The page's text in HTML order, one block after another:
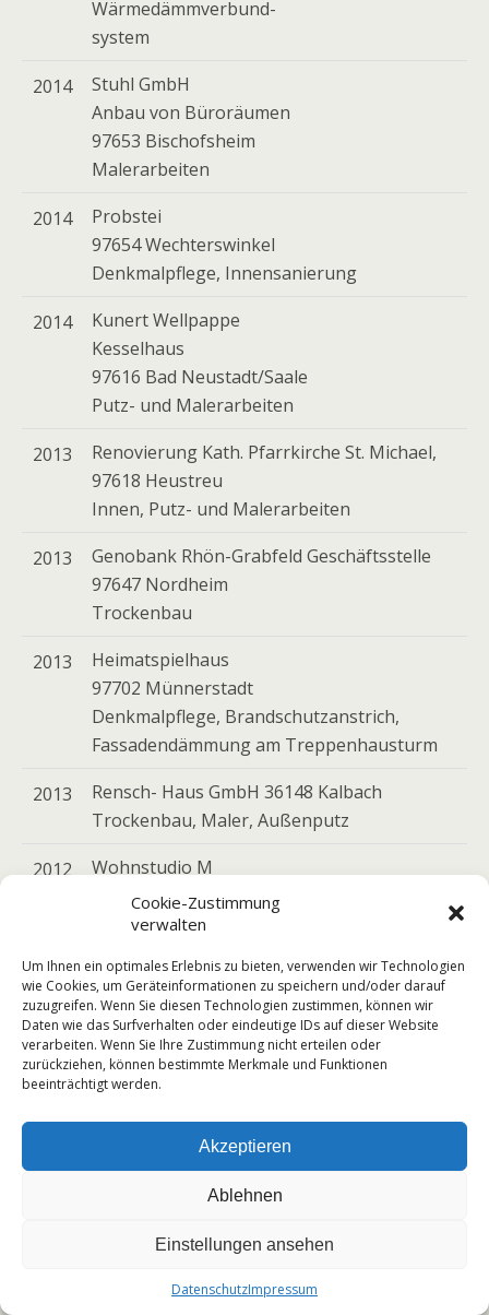
Cookie-Zustimmung
verwalten
Um Ihnen ein optimales Erlebnis zu bieten, verwenden wir Technologien
wie Cookies, um Geräteinformationen zu speichern und/oder darauf
zuzugreifen. Wenn Sie diesen Technologien zustimmen, können wir
Daten wie das Surfverhalten oder eindeutige IDs auf dieser Website
verarbeiten. Wenn Sie Ihre Zustimmung nicht erteilen oder
zurückziehen, können bestimmte Merkmale und Funktionen
beeinträchtigt werden.
Akzeptieren
Ablehnen
Einstellungen ansehen
DatenschutzImpressum
Wärmedämmverbund-
system
2014
Stuhl GmbH
Anbau von Büroräumen
97653 Bischofsheim
Malerarbeiten
2014
Probstei
97654 Wechterswinkel
Denkmalpflege, Innensanierung
2014
Kunert Wellpappe
Kesselhaus
97616 Bad Neustadt/Saale
Putz- und Malerarbeiten
2013
Renovierung Kath. Pfarrkirche St. Michael,
97618 Heustreu
Innen, Putz- und Malerarbeiten
2013
Genobank Rhön-Grabfeld Geschäftsstelle
97647 Nordheim
Trockenbau
2013
Heimatspielhaus
97702 Münnerstadt
Denkmalpflege, Brandschutzanstrich,
Fassadendämmung am Treppenhausturm
2013
Rensch- Haus GmbH 36148 Kalbach
Trockenbau, Maler, Außenputz
2012
Wohnstudio M
97638 Bad Königshofen
Innenraumgestaltung
2012
Bürogebäude
Automotive Lissi
97638 Mellrichstadt
Innengestaltung - Teppichboden
Fassaden-und Innen-renovierung
Werkzeugbau Benkert
97616 Niederlauer